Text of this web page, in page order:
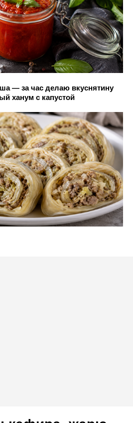
— за час делаю вкуснятину
ханум с капустой